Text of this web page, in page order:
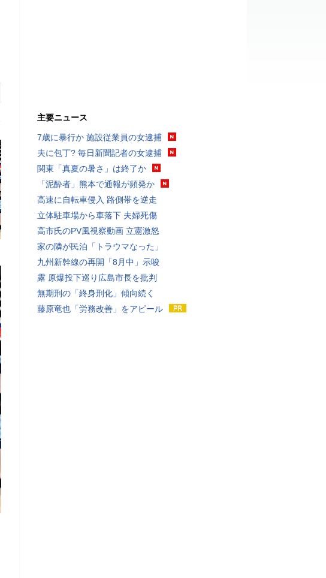
主要ニュース
7歳に暴行か 施設従業員の女逮捕
夫に包丁? 毎日新聞記者の女逮捕
関東「真夏の暑さ」は終了か
「泥酔者」熊本で通報が頻発か
高速に自転車侵入 路側帯を逆走
立体駐車場から車落下 夫婦死傷
高市氏のPV風視察動画 立憲激怒
家の隣が民泊「トラウマなった」
九州新幹線の再開「8月中」示唆
露 原爆投下巡り広島市長を批判
無期刑の「終身刑化」傾向続く
藤原竜也「労務改善」をアピール